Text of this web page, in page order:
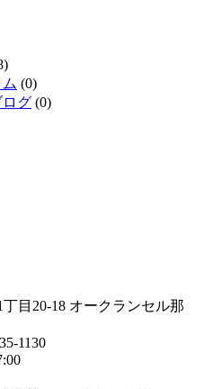
(0)
グ (0)
目20-18 オークランセル那
1130